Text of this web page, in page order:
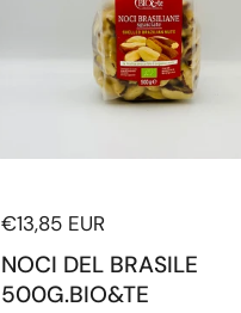
Prezzo di listino
€13,85 EUR
NOCI DEL BRASILE
500G.BIO&TE